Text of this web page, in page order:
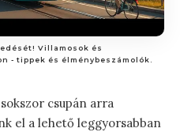
Villamosok és
- tippek és élménybeszámolók.
csupán arra
el a lehető leggyorsabban